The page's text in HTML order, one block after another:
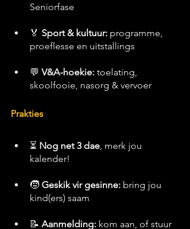
Seniorfase
🏅 Sport & kultuur: programme,
proeflesse en uitstallings
💬 V&A-hoekie: toelating,
skoolfooie, nasorg & vervoer
Prakties
⏳ Nog net 3 dae, merk jou
kalender!
🧒 Geskik vir gesinne: bring jou
kind(ers) saam
📝 Aanmelding: kom aan, of stuur